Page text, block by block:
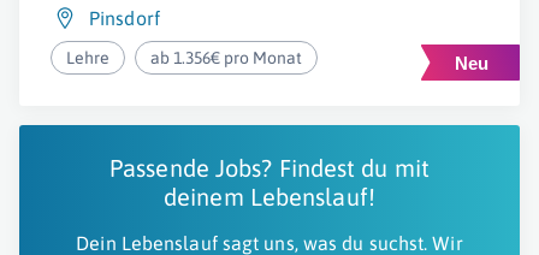
Pinsdorf
Lehre ab 1.356€ pro Monat
Passende Jobs? Findest du mit
deinem Lebenslauf!
Dein Lebenslauf sagt uns, was du suchst. Wir